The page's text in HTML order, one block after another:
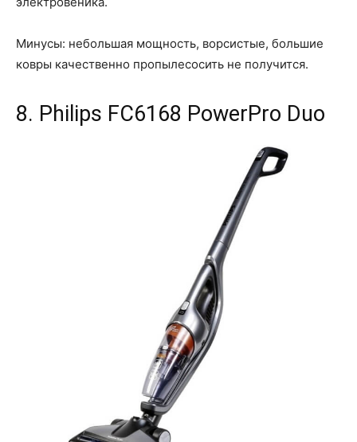
Минусы: небольшая мощность, ворсистые, большие
ковры качественно пропылесосить не получится.
8. Philips FC6168 PowerPro Duo